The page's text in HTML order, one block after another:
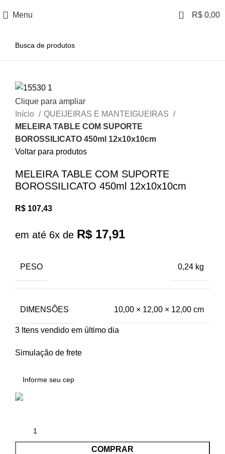
Menu 0 R$ 0,00
Clique para ampliar
Início
QUEIJEIRAS E MANTEIGUEIRAS
MELEIRA TABLE COM SUPORTE
BOROSSILICATO 450ml 12x10x10cm
Voltar para produtos
MELEIRA TABLE COM SUPORTE
BOROSSILICATO 450ml 12x10x10cm
R$ 107,43
em até 6x de R$ 17,91
PESO 0,24 kg
DIMENSÕES 10,00 × 12,00 × 12,00 cm
3 Itens vendido em último dia
Simulação de frete
COMPRAR